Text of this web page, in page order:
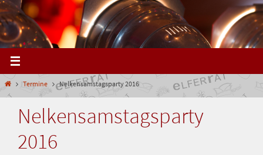
StartTermine Nelkensamstagsparty 2016
Nelkensamstagsparty
2016